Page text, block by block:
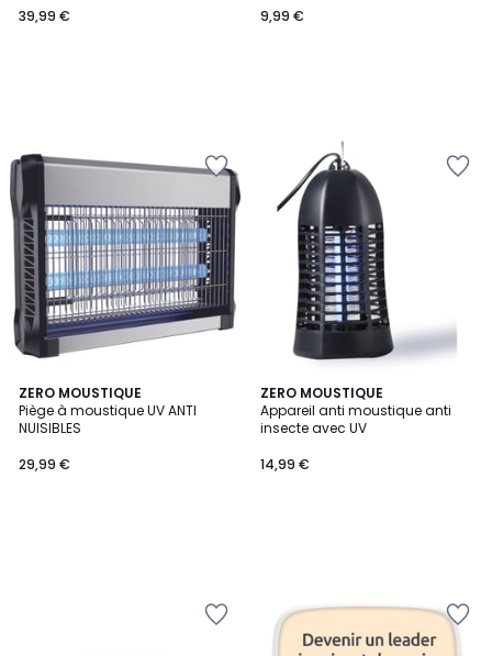
€.
39,99 €
9,99 €
ZERO MOUSTIQUE
Piège à moustique UV ANTI
NUISIBLES
29,99 €
ZERO MOUSTIQUE
Appareil anti moustique anti
insecte avec UV
14,99 €